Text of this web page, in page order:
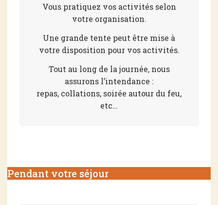
Vous pratiquez vos activités selon
votre organisation.
Une grande tente peut être mise à
votre disposition pour vos activités.
Tout au long de la journée, nous
assurons l’intendance :
repas, collations, soirée autour du feu,
etc…
Pendant votre séjour